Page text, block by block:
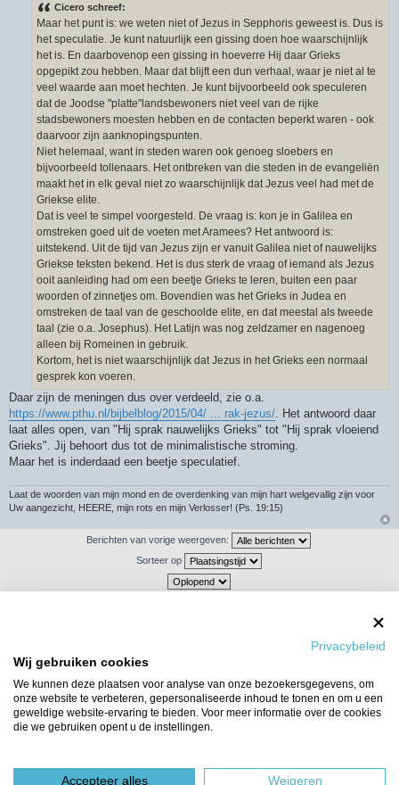
Cicero schreef:
Maar het punt is: we weten niet of Jezus in Sepphoris geweest is. Dus is
het speculatie. Je kunt natuurlijk een gissing doen hoe waarschijnlijk
het is. En daarbovenop een gissing in hoeverre Hij daar Grieks
opgepikt zou hebben. Maar dat blijft een dun verhaal, waar je niet al te
veel waarde aan moet hechten. Je kunt bijvoorbeeld ook speculeren
dat de Joodse "platte"landsbewoners niet veel van de rijke
stadsbewoners moesten hebben en de contacten beperkt waren - ook
daarvoor zijn aanknopingspunten.
Niet helemaal, want in steden waren ook genoeg sloebers en
bijvoorbeeld tollenaars. Het ontbreken van die steden in de evangeliën
maakt het in elk geval niet zo waarschijnlijk dat Jezus veel had met de
Griekse elite.
Dat is veel te simpel voorgesteld. De vraag is: kon je in Galilea en
omstreken goed uit de voeten met Aramees? Het antwoord is:
uitstekend. Uit de tijd van Jezus zijn er vanuit Galilea niet of nauwelijks
Griekse teksten bekend. Het is dus sterk de vraag of iemand als Jezus
ooit aanleiding had om een beetje Grieks te leren, buiten een paar
woorden of zinnetjes om. Bovendien was het Grieks in Judea en
omstreken de taal van de geschoolde elite, en dat meestal als tweede
taal (zie o.a. Josephus). Het Latijn was nog zeldzamer en nagenoeg
alleen bij Romeinen in gebruik.
Kortom, het is niet waarschijnlijk dat Jezus in het Grieks een normaal
gesprek kon voeren.
Daar zijn de meningen dus over verdeeld, zie o.a.
https://www.pthu.nl/bijbelblog/2015/04/ ... rak-jezus/ . Het antwoord daar
laat alles open, van "Hij sprak nauwelijks Grieks" tot "Hij sprak vloeiend
Grieks". Jij behoort dus tot de minimalistische stroming.
Maar het is inderdaad een beetje speculatief.
Laat de woorden van mijn mond en de overdenking van mijn hart welgevallig zijn voor
Uw aangezicht, HEERE, mijn rots en mijn Verlosser! (Ps. 19:15)
Berichten van vorige weergeven:
Sorteer op
16 berichten
Ga naar
WIE IS ER ONLINE
Gebruikers op dit forum: Geen geregistreerde gebruikers en 41 gasten
Privacybeleid
Wij gebruiken cookies
We kunnen deze plaatsen voor analyse van onze bezoekersgegevens, om
onze website te verbeteren, gepersonaliseerde inhoud te tonen en om u een
geweldige website-ervaring te bieden. Voor meer informatie over de cookies
die we gebruiken opent u de instellingen.
Accepteer alles Weigeren